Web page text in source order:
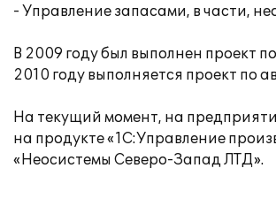
- Управление запасами, в части,
В 2009 году был выполнен проект
2010 году выполняется проект по
На текущий момент, на
на продукте «1С:Управление
«Неосистемы Северо-Запад ЛТД».